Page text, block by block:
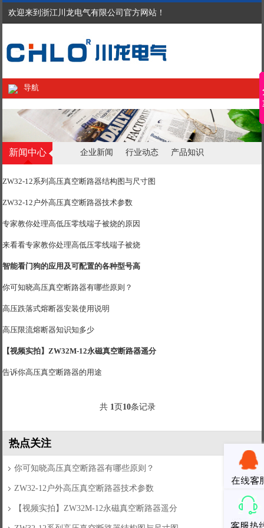
欢迎来到浙江川龙电气有限公司官方网站！
导航
新闻中心 企业新闻 行业动态 产品知识
ZW32-12系列高压真空断路器结构图与尺寸图
ZW32-12户外高压真空断路器技术参数
专家教你处理高低压零线端子被烧的原因
来看看专家教你处理高低压零线端子被烧
智能看门狗的应用及可配置的各种型号高
你可知晓高压真空断路器有哪些原则？
高压跌落式熔断器安装使用说明
高压限流熔断器知识知多少
【视频实拍】ZW32M-12永磁真空断路器遥分
告诉你高压真空断路器的用途
共 1页10条记录
热点关注
你可知晓高压真空断路器有哪些原则？
ZW32-12户外高压真空断路器技术参数
【视频实拍】ZW32M-12永磁真空断路器遥分